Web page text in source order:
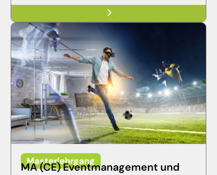
5
Masterlehrgang
MA (CE) Eventmanagement und